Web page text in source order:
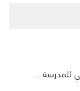
للمدرسة…